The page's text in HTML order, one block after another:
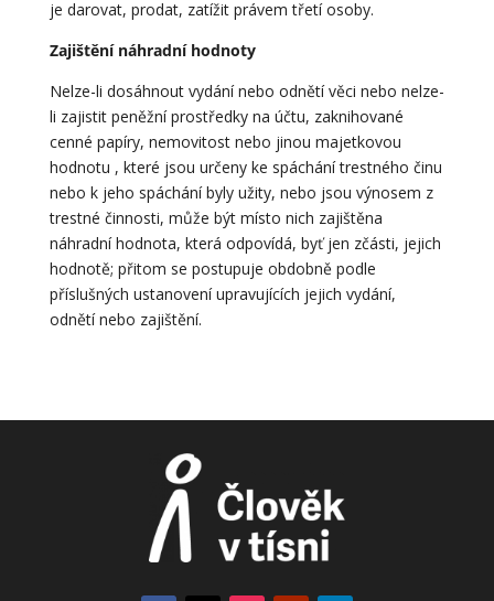
je darovat, prodat, zatížit právem třetí osoby.
Zajištění náhradní hodnoty
Nelze-li dosáhnout vydání nebo odnětí věci nebo nelze-
li zajistit peněžní prostředky na účtu, zaknihované
cenné papíry, nemovitost nebo jinou majetkovou
hodnotu , které jsou určeny ke spáchání trestného činu
nebo k jeho spáchání byly užity, nebo jsou výnosem z
trestné činnosti, může být místo nich zajištěna
náhradní hodnota, která odpovídá, byť jen zčásti, jejich
hodnotě; přitom se postupuje obdobně podle
příslušných ustanovení upravujících jejich vydání,
odnětí nebo zajištění.